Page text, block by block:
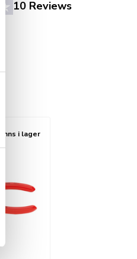
10 Reviews
Finns i lager